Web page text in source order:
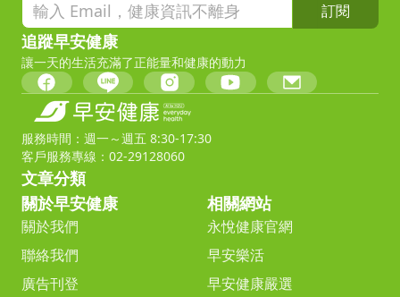
訂閱
追蹤早安健康
讓一天的生活充滿了正能量和健康的動力
服務時間：週一～週五 8:30-17:30
客戶服務專線：02-29128060
文章分類
關於早安健康
關於我們
聯絡我們
廣告刊登
相關網站
永悅健康官網
早安樂活
早安健康嚴選